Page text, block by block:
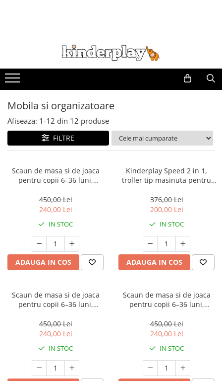
Mobila si organizatoare
Afiseaza: 1-12 din 12 produse
FILTRE
Scaun de masa si de joaca
pentru copii 6–36 luni,
tava detasabila, centura de
siguranta, roz
450,00 Lei
240,00 Lei
IN STOC
ADAUGA IN COS
Kinderplay Speed 2 in 1,
troller tip masinuta pentru
roti moi cauciuc EVA, maner
telescopic, albastru
376,00 Lei
200,00 Lei
IN STOC
ADAUGA IN COS
Scaun de masa si de joaca
pentru copii 6–36 luni,
tava detasabila, centura de
siguranta, albastru
450,00 Lei
240,00 Lei
IN STOC
Scaun de masa si de joaca
pentru copii 6–36 luni,
tava detasabila, centura de
siguranta, verde
450,00 Lei
240,00 Lei
IN STOC